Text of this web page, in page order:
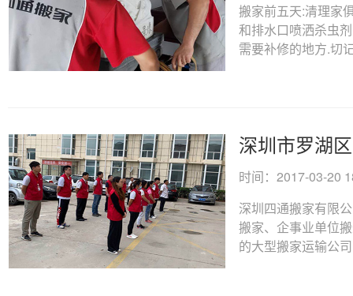
搬家前五天:清理家
和排水口喷洒杀虫
需要补修的地方.切
深圳市罗湖
时间：2017-03-20
深圳四通搬家有限
搬家、企事业单位
的大型搬家运输公